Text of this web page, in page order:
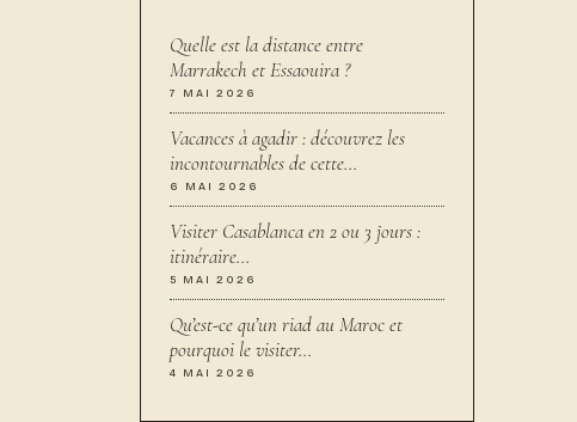
Quelle est la distance entre
Marrakech et Essaouira ?
7 MAI 2026
Vacances à agadir : découvrez les
incontournables de cette…
6 MAI 2026
Visiter Casablanca en 2 ou 3 jours :
itinéraire…
5 MAI 2026
Qu’est-ce qu’un riad au Maroc et
pourquoi le visiter…
4 MAI 2026